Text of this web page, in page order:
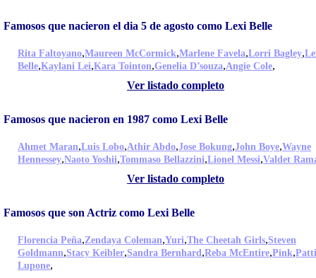
Famosos que nacieron el dia 5 de agosto como Lexi Belle
Rita Faltoyano,Maureen McCormick,Marlene Favela,Lorri Bagley,
Belle,Kaylani Lei,Kara Tointon,Genelia D’souza,Angie Cole,
Ver listado completo
Famosos que nacieron en 1987 como Lexi Belle
Ahmet Maran,Luis Lobo,Athir Abdo,Jose Bokung,John Boye,Wayne
Hennessey,Naoto Yoshii,Tommaso Bellazzini,Lionel Messi,Valdet
Ver listado completo
Famosos que son Actriz como Lexi Belle
Florencia Peña,Zendaya Coleman,Yuri,The Cheetah Girls,Steven
Goldmann,Stacy Keibler,Sandra Bernhard,Reba McEntire,Pink,Patti
Lupone,